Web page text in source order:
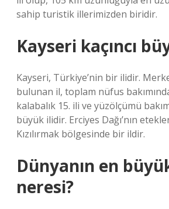
sahip turistik illerimizden biridir.
Kayseri kaçıncı
Kayseri, Türkiye’nin bir ilidir.
bulunan il, toplam nüfus
kalabalık 15. ili ve yüzölçümü
büyük ilidir. Erciyes Dağı’nın
Kızılırmak bölgesinde bir ildir.
Dünyanın en
neresi?